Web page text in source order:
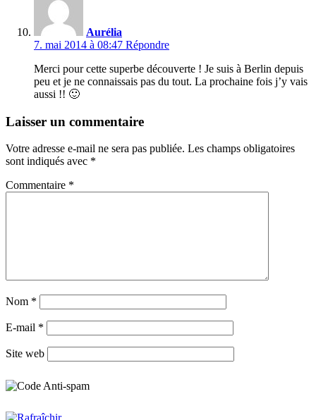
Aurélia
7. mai 2014 à 08:47 Répondre
Merci pour cette superbe découverte ! Je suis à Berlin depuis
peu et je ne connaissais pas du tout. La prochaine fois j’y vais
aussi !! 🙂
Laisser un commentaire
Votre adresse e-mail ne sera pas publiée. Les champs obligatoires
sont indiqués avec *
Commentaire *
Nom *
E-mail *
Site web